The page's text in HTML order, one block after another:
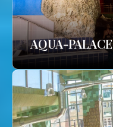
AQUA-PALACE